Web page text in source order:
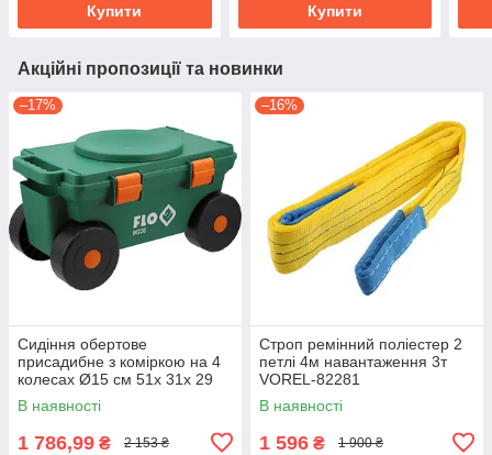
Купити Купити
Акційні пропозиції та новинки
–17%
Сидіння обертове
присадибне з коміркою на 4
колесах Ø15 см 51х 31х 29
см, для навантаж.- 80 кгFLO-
90230
В наявності
1 786,99 ₴ 2 153 ₴
–16%
Строп ремінний поліестер 2
петлі 4м навантаження 3т
VOREL-82281
В наявності
1 596 ₴ 1 900 ₴